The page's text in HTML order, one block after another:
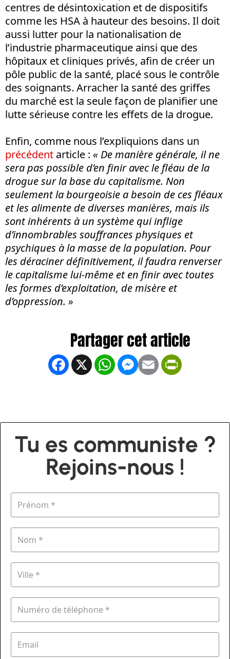
centres de désintoxication et de dispositifs
comme les HSA à hauteur des besoins. Il doit
aussi lutter pour la nationalisation de
l’industrie pharmaceutique ainsi que des
hôpitaux et cliniques privés, afin de créer un
pôle public de la santé, placé sous le contrôle
des soignants. Arracher la santé des griffes
du marché est la seule façon de planifier une
lutte sérieuse contre les effets de la drogue.
Enfin, comme nous l’expliquions dans un
précédent article : « De manière générale, il ne
sera pas possible d’en finir avec le fléau de la
drogue sur la base du capitalisme. Non
seulement la bourgeoisie a besoin de ces fléaux
et les alimente de diverses manières, mais ils
sont inhérents à un système qui inflige
d’innombrables souffrances physiques et
psychiques à la masse de la population. Pour
les déraciner définitivement, il faudra renverser
le capitalisme lui-même et en finir avec toutes
les formes d’exploitation, de misère et
d’oppression. »
Facebook
X WhatsApp
Messenger
Email
Tu es communiste ?
Rejoins-nous !